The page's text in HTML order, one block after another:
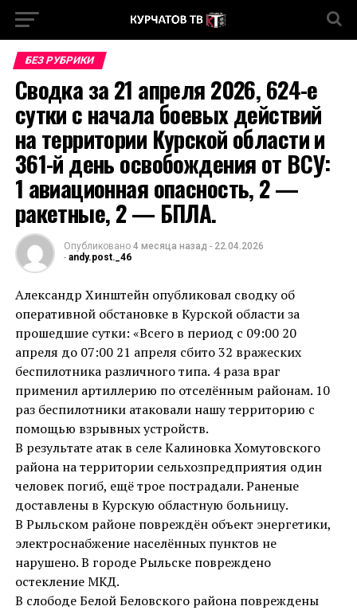
БЕЗ РУБРИКИ
Сводка за 21 апреля 2026, 624-е
сутки с начала боевых действий
на территории Курской области и
361-й день освобождения от ВСУ:
1 авиационная опасность, 2 —
ракетные, 2 — БПЛА.
Опубликовано 4 месяца назад - 22.04.2026
- andy.post._46
Александр Хинштейн опубликовал сводку об
оперативной обстановке в Курской области за
прошедшие сутки: «Всего в период с 09:00 20
апреля до 07:00 21 апреля сбито 32 вражеских
беспилотника различного типа. 4 раза враг
применил артиллерию по отселённым районам. 10
раз беспилотники атаковали нашу территорию с
помощью взрывных устройств.
В результате атак в селе Калиновка Хомутовского
района на территории сельхозпредприятия один
человек погиб, ещё трое пострадали. Раненые
доставлены в Курскую областную больницу.
В Рыльском районе повреждён объект энергетики,
электроснабжение населённых пунктов не
нарушено. В городе Рыльске повреждено
остекление МКД.
В слободе Белой Беловского района повреждены